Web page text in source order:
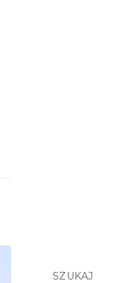
SZUKAJ